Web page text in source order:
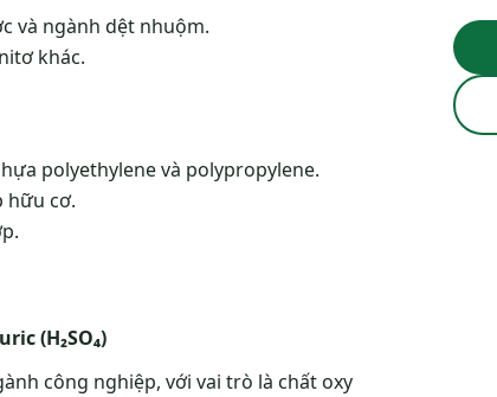
và ngành dệt nhuộm.
khác.
polyethylene và polypropylene.
hữu cơ.
(H₂SO₄)
công nghiệp, với vai trò là chất oxy